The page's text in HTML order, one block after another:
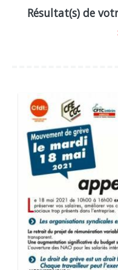
Résultat(s) de